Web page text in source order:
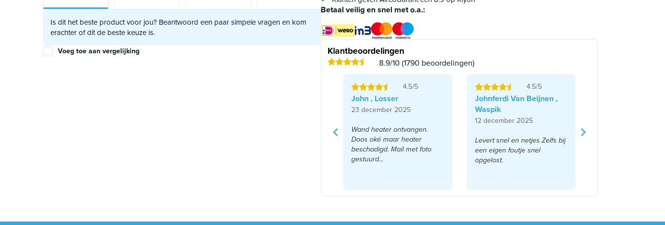
Is dit het beste product voor jou? Beantwoord een paar simpele vragen en kom
erachter of dit de beste keuze is.
Voeg toe aan vergelijking
Betaal veilig en snel met o.a.:
Klantbeoordelingen
8.9/10 (1790 beoordelingen)
4.5/5
John , Losser
23 december 2025
Wand heater ontvangen.
Doos oké maar heater
beschadigd. Mail met foto
gestuurd...
4.5/5
Johnferdi Van Beijnen ,
Waspik
12 december 2025
Levert snel en netjes Zelfs bij
een eigen foutje snel
opgelost.